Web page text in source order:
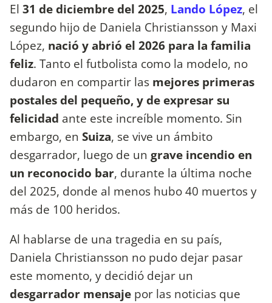
El 31 de diciembre del 2025, Lando López, el
segundo hijo de Daniela Christiansson y Maxi
López, nació y abrió el 2026 para la familia
feliz. Tanto el futbolista como la modelo, no
dudaron en compartir las mejores primeras
postales del pequeño, y de expresar su
felicidad ante este increíble momento. Sin
embargo, en Suiza, se vive un ámbito
desgarrador, luego de un grave incendio en
un reconocido bar, durante la última noche
del 2025, donde al menos hubo 40 muertos y
más de 100 heridos.
Al hablarse de una tragedia en su país,
Daniela Christiansson no pudo dejar pasar
este momento, y decidió dejar un
desgarrador mensaje por las noticias que